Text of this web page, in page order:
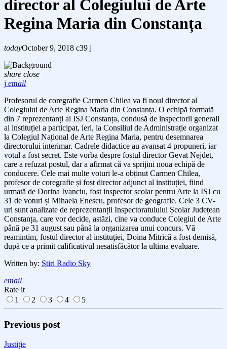
director al Colegiului de Arte
Regina Maria din Constanța
todayOctober 9, 2018 39
share close
email
Profesorul de coregrafie Carmen Chilea va fi noul director al
Colegiului de Arte Regina Maria din Constanța. O echipă formată
din 7 reprezentanți ai ISJ Constanța, condusă de inspectorii generali
ai instituției a participat, ieri, la Consiliul de Administrație organizat
la Colegiul Național de Arte Regina Maria, pentru desemnarea
directorului interimar. Cadrele didactice au avansat 4 propuneri, iar
votul a fost secret. Este vorba despre fostul director Gevat Nejdet,
care a refuzat postul, dar a afirmat că va sprijini noua echipă de
conducere. Cele mai multe voturi le-a obținut Carmen Chilea,
profesor de coregrafie și fost director adjunct al instituției, fiind
urmată de Dorina Ivanciu, fost inspector școlar pentru Arte la ISJ cu
31 de voturi și Mihaela Enescu, profesor de geografie. Cele 3 CV-
uri sunt analizate de reprezentanții Inspectoratulului Școlar Județean
Constanța, care vor decide, astăzi, cine va conduce Colegiul de Arte
până pe 31 august sau până la organizarea unui concurs. Vă
reamintim, fostul director al instituției, Doina Mitrică a fost demisă,
după ce a primit calificativul nesatisfăcător la ultima evaluare.
Written by: Stiri Radio Sky
email
Rate it
1
2 3 4 5
Previous post
Justiție